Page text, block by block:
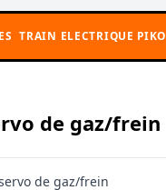
TRAIN ELECTRIQUE PIKO
de gaz/frein
de gaz/frein